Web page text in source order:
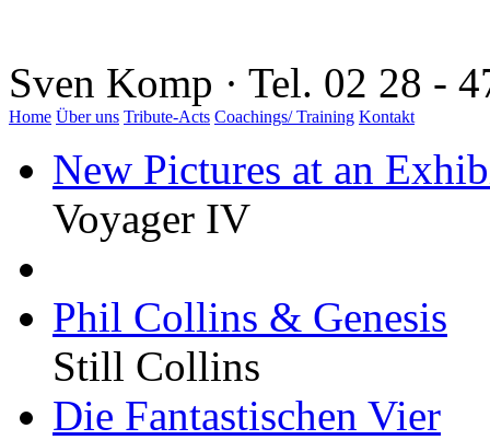
Sven Komp · Tel. 02 28 -
Home Über uns Tribute-Acts Coachings/ Training Kontakt
New Pictures at an
Voyager IV
Phil Collins & Genesis
Still Collins
Die Fantastischen Vier